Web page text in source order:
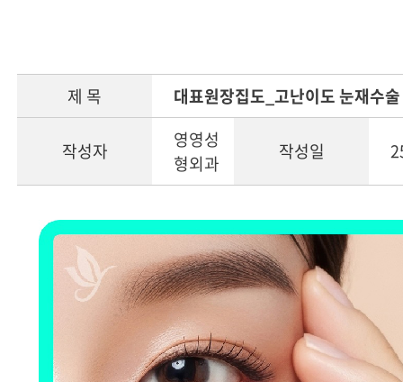
제 목 대표원장집도_고난이도 눈재수술
작성자
영영성
형외과
작성일